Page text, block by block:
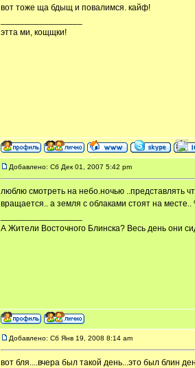
вот тоже ща бдыщ и повалимся. кайф!
этта ми, кощщки!
Добавлено: Сб Дек 01, 2007 5:42 pm
люблю смотреть на небо.ночью ..представлять
вращается.. а земля с облаками стоят на месте..
А Жители Восточного Блинска? Весь день они
Добавлено: Сб Янв 19, 2008 8:14 am
вот бля....вчера был такой день...это был блин